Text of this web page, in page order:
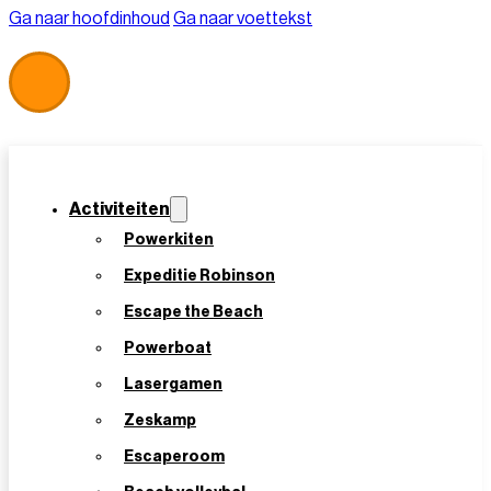
Ga naar hoofdinhoud Ga naar voettekst
Activiteiten
Powerkiten
Expeditie Robinson
Escape the Beach
Powerboat
Lasergamen
Zeskamp
Escaperoom
Escape box Scheveningen
Escape box Scheveningen